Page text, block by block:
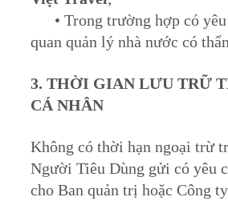
• Trong trường hợp có yêu
quan quản lý nhà nước có
3. THỜI GIAN LƯU TRỮ
CÁ NHÂN
Không có thời hạn ngoại trừ
Người Tiêu Dùng gửi có yêu
cho Ban quản trị hoặc Công